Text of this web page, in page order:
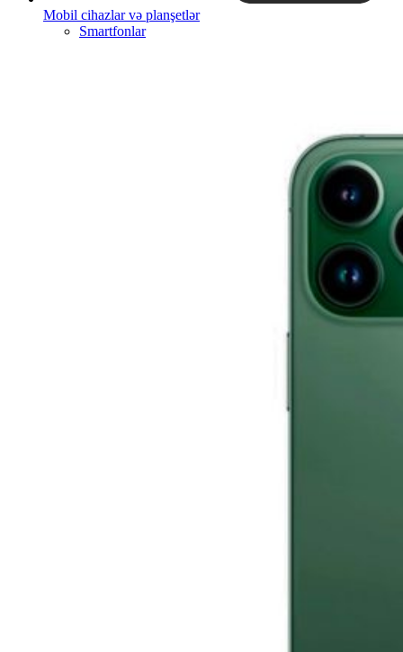
Mobil cihazlar və planşetlər
Smartfonlar